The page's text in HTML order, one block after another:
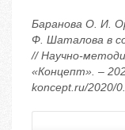
Баранова О. И.
Ф. Шаталова в
// Научно-
«Концепт». –
koncept.ru/2020/